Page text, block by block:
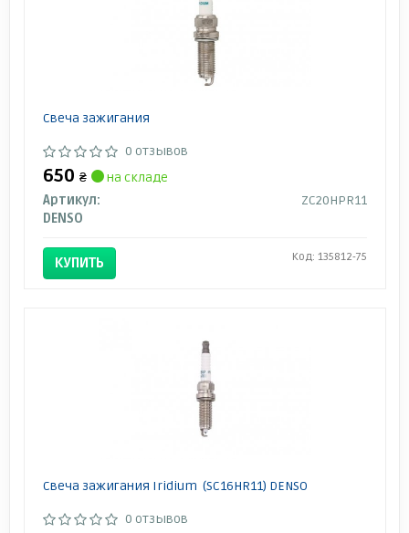
Свеча зажигания
0 отзывов
650 ₴
на складе
Артикул:
ZC20HPR11
DENSO
КУПИТЬ Код: 135812-75
Свеча зажигания Iridium (SC16HR11) DENSO
0 отзывов